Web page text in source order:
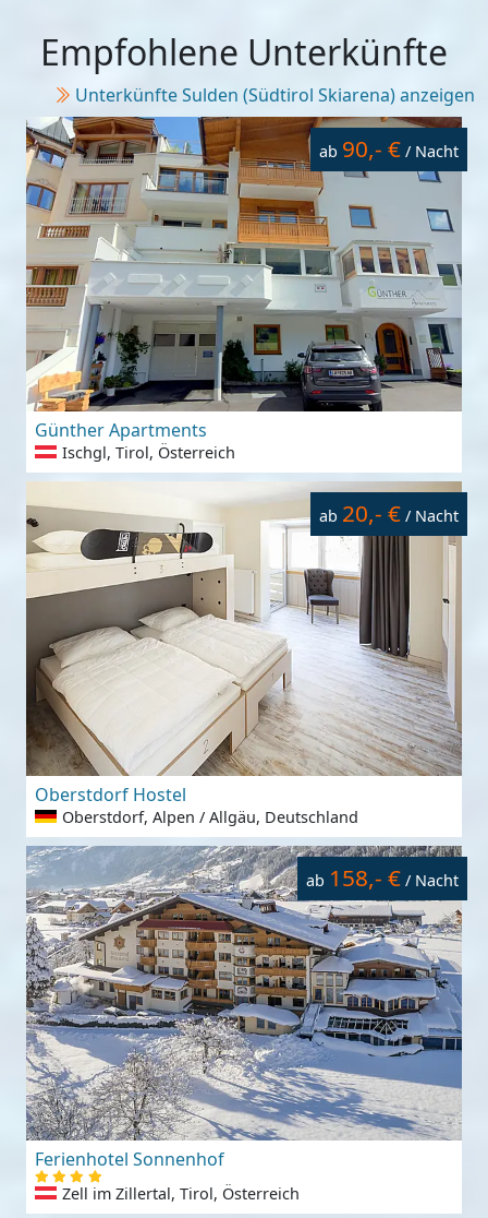
Empfohlene Unterkünfte
Unterkünfte Sulden (Südtirol Skiarena) anzeigen
ab 90,- € / Nacht
Günther Apartments
Ischgl, Tirol, Österreich
ab 20,- € / Nacht
Oberstdorf Hostel
Oberstdorf, Alpen / Allgäu, Deutschland
ab 158,- € / Nacht
Ferienhotel Sonnenhof
Zell im Zillertal, Tirol, Österreich